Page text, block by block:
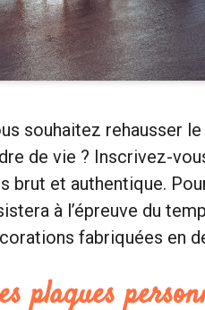
souhaitez rehausser
de vie ? Inscrivez-
brut et authentique.
à l’épreuve du
fabriquées en
plaques